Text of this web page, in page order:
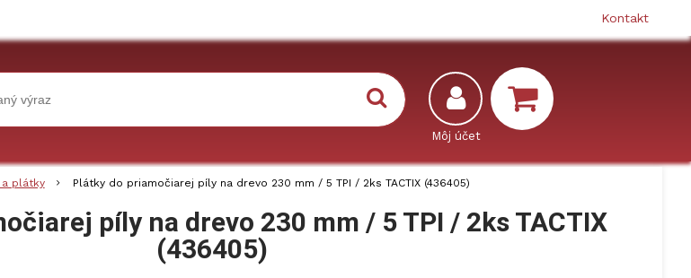
Kontakt
plátky Plátky do priamočiarej píly na drevo 230 mm / 5 TPI / 2ks TACTIX (436405)
píly na drevo 230 mm / 5 TPI / 2ks TACTIX
(436405)